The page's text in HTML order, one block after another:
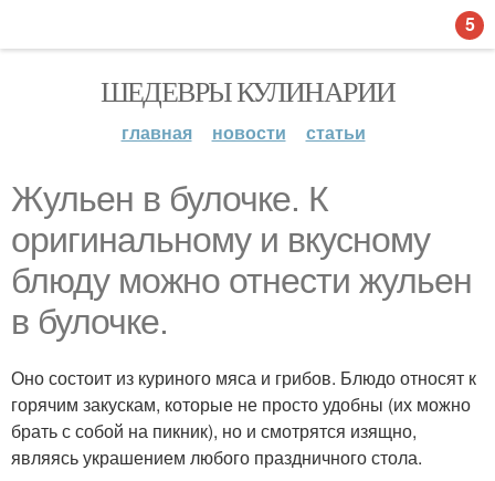
ШЕДЕВРЫ КУЛИНАРИИ
главная новости статьи
Жульен в булочке. К
оригинальному и вкусному
блюду можно отнести жульен
в булочке.
Оно состоит из куриного мяса и грибов. Блюдо относят к
горячим закускам, которые не просто удобны (их можно
брать с собой на пикник), но и смотрятся изящно,
являясь украшением любого праздничного стола.
5